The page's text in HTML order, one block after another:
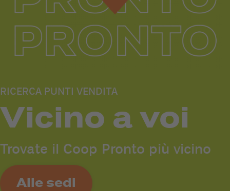
RICERCA PUNTI VENDITA
Vicino a voi
Trovate il Coop Pronto più vicino
Alle sedi